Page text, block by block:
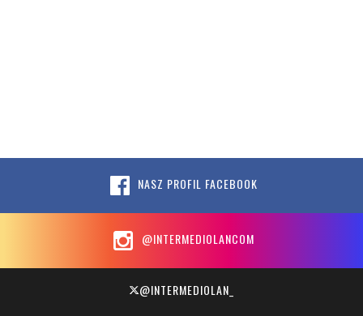
NASZ PROFIL FACEBOOK
@INTERMEDIOLANCOM
@INTERMEDIOLAN_